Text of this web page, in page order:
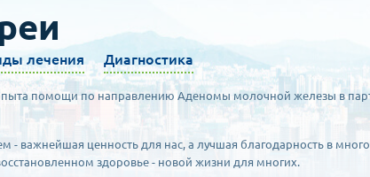
лечения Диагностика
помощи по направлению Аденомы молочной железы в
важнейшая ценность для нас, а лучшая благодарность в
здоровье - новой жизни для многих.